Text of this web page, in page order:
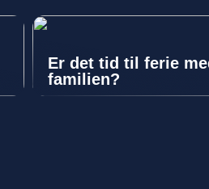
Er det tid til ferie
familien?